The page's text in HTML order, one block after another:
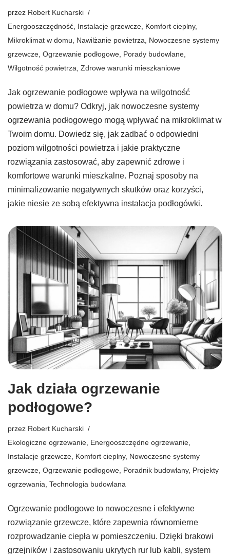
przez Robert Kucharski
Energooszczędność, Instalacje grzewcze, Komfort cieplny,
Mikroklimat w domu, Nawilżanie powietrza, Nowoczesne systemy
grzewcze, Ogrzewanie podłogowe, Porady budowlane,
Wilgotność powietrza, Zdrowe warunki mieszkaniowe
Jak ogrzewanie podłogowe wpływa na wilgotność
powietrza w domu? Odkryj, jak nowoczesne systemy
ogrzewania podłogowego mogą wpływać na mikroklimat w
Twoim domu. Dowiedz się, jak zadbać o odpowiedni
poziom wilgotności powietrza i jakie praktyczne
rozwiązania zastosować, aby zapewnić zdrowe i
komfortowe warunki mieszkalne. Poznaj sposoby na
minimalizowanie negatywnych skutków oraz korzyści,
jakie niesie ze sobą efektywna instalacja podłogówki.
Jak działa ogrzewanie
podłogowe?
przez Robert Kucharski
Ekologiczne ogrzewanie Energooszczędne ogrzewanie
Instalacje grzewcze Komfort cieplny, Nowoczesne systemy
grzewcze Ogrzewanie podłogowe Poradnik budowlany, Projekty
ogrzewania Technologia budowlana
Ogrzewanie podłogowe to nowoczesne i efektywne
rozwiązanie grzewcze, które zapewnia równomierne
rozprowadzanie ciepła w pomieszczeniu. Dzięki brakowi
grzejników i zastosowaniu ukrytych rur lub kabli, system